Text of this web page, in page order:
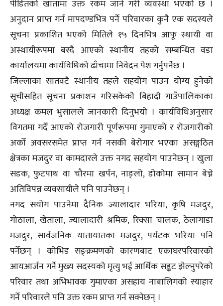
पीडितको खातामा उक्त रकम जाने गरी व्यवस्था भएको छ ।
अनुदान प्राप्त गर्न मापदण्डभित्र पर्ने परिवारका कुनै एक सदस्यले
सूचना प्रकाशित भएको मितिले १५ दिनभित्र आफू स्थायी वा
अस्थायीरूपमा बस्दै आएको स्थानीय तहको सम्बन्धित वडा
कार्यालयमा कार्यविधिको ढाँचामा निवेदन पेश गर्नुपर्नेछ ।
जिल्लाका सातवटै स्थानीय तहले सहयोग पाउन योग्य हुनेको
सूचीसहित सूचना प्रकाशन गरिसकेकोे बिहादी गाउँपालिकाका
अध्यक्ष कमल भुसालले जानकारी दिनुभयो । कार्यविधिअनुसार
विगतमा गर्दै आएको रोजगारी पूर्णरूपमा गुमाएको र रोजगारीको
अर्को अवसरसमेत प्राप्त गर्न नसकी बेरोगार भएका असङ्गठित
क्षेत्रका मजदुर वा कामदारले उक्त नगद सहयोग पाउनेछन् । खुला
सडक, फुटपाथ वा चौरमा खर्पन, नाङ्लो, डोकोमा सामान बेच्ने
अतिविपन्न व्यवसायीले पनि पाउनेछन् ।
नगद सयोग पाउनेमा दैनिक ज्यालादार भरिया, कृषि मजदुर,
गोठाला, खेताला, ज्यालादारी श्रमिक, रिक्सा चालक, ठेलागाडा
मजदुर, सार्वजनिक यातायातका मजदुर, पर्यटक भरिया पनि
पर्नेछन् । कोभिड सङ्क्रमणको कारणबाट एकाघरपरिवारको
आयआर्जन गर्ने मुख्य सदस्यको मृत्यु भई आर्थिक सङ्कट झेल्नुपरेको
परिवार तथा अभिभावक गुमाएका असहाय नाबालिगको स्याहार
गर्ने परिवारले पनि उक्त रकम प्राप्त गर्न सक्नेछन् ।